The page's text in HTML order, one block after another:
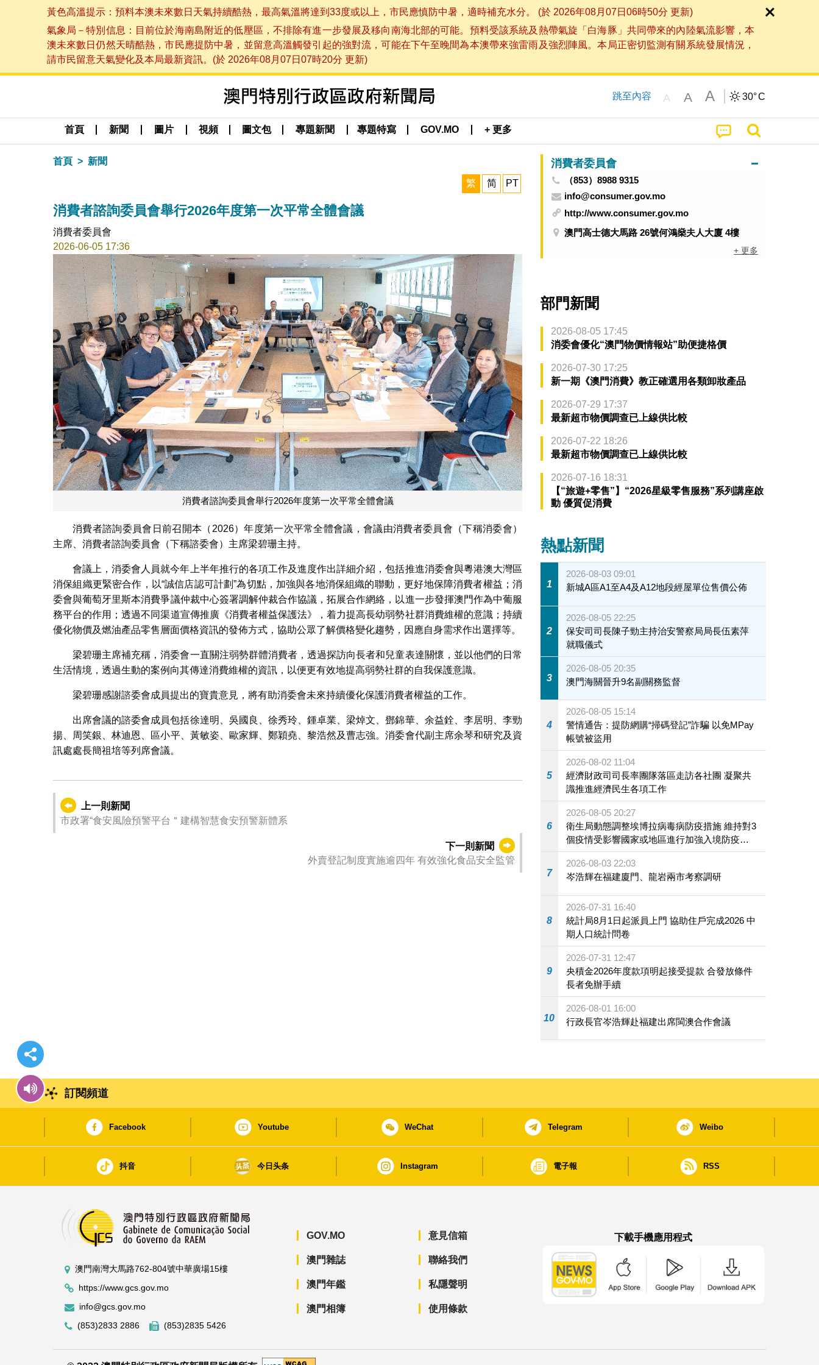
黃色高溫提示：預料本澳未來數日天氣持續酷熱，最高氣溫將達到33度或以上，市民應慎防中暑，適時補充水分。 (於 2026年08月07日06時50分 更新)
氣象局－特別信息：目前位於海南島附近的低壓區，不排除有進一步發展及移向南海北部的可能。預料受該系統及熱帶氣旋「白海豚」共同帶來的內陸氣流影響，本
澳未來數日仍然天晴酷熱，市民應提防中暑，並留意高溫觸發引起的強對流，可能在下午至晚間為本澳帶來強雷雨及強烈陣風。本局正密切監測有關系統發展情況，
請市民留意天氣變化及本局最新資訊。(於 2026年08月07日07時20分 更新)
跳至內容 A A A 30°C
首頁 新聞 圖片 視頻 圖文包 專題新聞 專題特寫 GOV.MO + 更多
首頁 新聞
繁 简 PT
消費者諮詢委員會舉行2026年度第一次平常全體會議
消費者委員會
2026-06-05 17:36
消費者諮詢委員會舉行2026年度第一次平常全體會議
消費者諮詢委員會日前召開本（2026）年度第一次平常全體會議，會議由消費者委員會（下稱消委會）
主席、消費者諮詢委員會（下稱諮委會）主席梁碧珊主持。
會議上，消委會人員就今年上半年推行的各項工作及進度作出詳細介紹，包括推進消委會與粵港澳大灣區
消保組織更緊密合作，以“誠信店認可計劃”為切點，加強與各地消保組織的聯動，更好地保障消費者權益；消
委會與葡萄牙里斯本消費爭議仲裁中心簽署調解仲裁合作協議，拓展合作網絡，以進一步發揮澳門作為中葡服
務平台的作用；透過不同渠道宣傳推廣《消費者權益保護法》，着力提高長幼弱勢社群消費維權的意識；持續
優化物價及燃油產品零售層面價格資訊的發佈方式，協助公眾了解價格變化趨勢，因應自身需求作出選擇等。
梁碧珊主席補充稱，消委會一直關注弱勢群體消費者，透過探訪向長者和兒童表達關懷，並以他們的日常
生活情境，透過生動的案例向其傳達消費維權的資訊，以便更有效地提高弱勢社群的自我保護意識。
梁碧珊感謝諮委會成員提出的寶貴意見，將有助消委會未來持續優化保護消費者權益的工作。
出席會議的諮委會成員包括徐達明、吳國良、徐秀玲、鍾卓業、梁焯文、鄧錦華、余益銓、李居明、李勁
揚、周笑銀、林迪恩、區小平、黃敏姿、歐家輝、鄭穎堯、黎浩然及曹志強。消委會代副主席余琴和研究及資
訊處處長簡祖培等列席會議。
上一則新聞
市政署“食安風險預警平台＂建構智慧食安預警新體系
下一則新聞
外賣登記制度實施逾四年 有效強化食品安全監管
消費者委員會
（853）8988 9315
info@consumer.gov.mo
http://www.consumer.gov.mo
澳門高士德大馬路 26號何鴻燊夫人大廈 4樓
+ 更多
部門新聞
2026-08-05 17:45
消委會優化“澳門物價情報站”助便捷格價
2026-07-30 17:25
新一期《澳門消費》教正確選用各類卸妝產品
2026-07-29 17:37
最新超市物價調查已上線供比較
2026-07-22 18:26
最新超市物價調查已上線供比較
2026-07-16 18:31
【“旅遊+零售”】“2026星級零售服務”系列講座啟
動 優質促消費
熱點新聞
1
2026-08-03 09:01
新城A區A1至A4及A12地段經屋單位售價公佈
2
2026-08-05 22:25
保安司司長陳子勁主持治安警察局局長伍素萍
就職儀式
3
2026-08-05 20:35
澳門海關晉升9名副關務監督
4
2026-08-05 15:14
警情通告：提防網購“掃碼登記”詐騙 以免MPay
帳號被盜用
5
2026-08-02 11:04
經濟財政司司長率團隊落區走訪各社團 凝聚共
識推進經濟民生各項工作
6
2026-08-05 20:27
衛生局動態調整埃博拉病毒病防疫措施 維持對3
個疫情受影響國家或地區進行加強入境防疫措
施
7
2026-08-03 22:03
岑浩輝在福建廈門、龍岩兩市考察調研
8
2026-07-31 16:40
統計局8月1日起派員上門 協助住戶完成2026 中
期人口統計問卷
9
2026-07-31 12:47
央積金2026年度款項明起接受提款 合發放條件
長者免辦手續
10
2026-08-01 16:00
行政長官岑浩輝赴福建出席閩澳合作會議
訂閱頻道
Facebook Youtube WeChat Telegram Weibo
抖音 今日头条 Instagram 電子報 RSS
澳門南灣大馬路762-804號中華廣場15樓
https://www.gcs.gov.mo
info@gcs.gov.mo
(853)2833 2886
(853)2835 5426
GOV.MO
澳門雜誌
澳門年鑑
澳門相簿
意見信箱
聯絡我們
私隱聲明
使用條款
下載手機應用程式